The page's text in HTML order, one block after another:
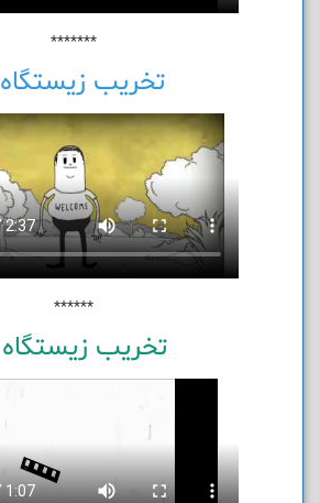
*******
تخریب زیستگاه 1
******
تخریب زیستگاه 2